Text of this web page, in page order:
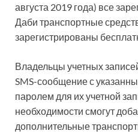
августа 2019 года) все
Даби транспортные
зарегистрированы
Владельцы учетных
SMS-сообщение с
паролем для их учетной
необходимости смогут
дополнительные